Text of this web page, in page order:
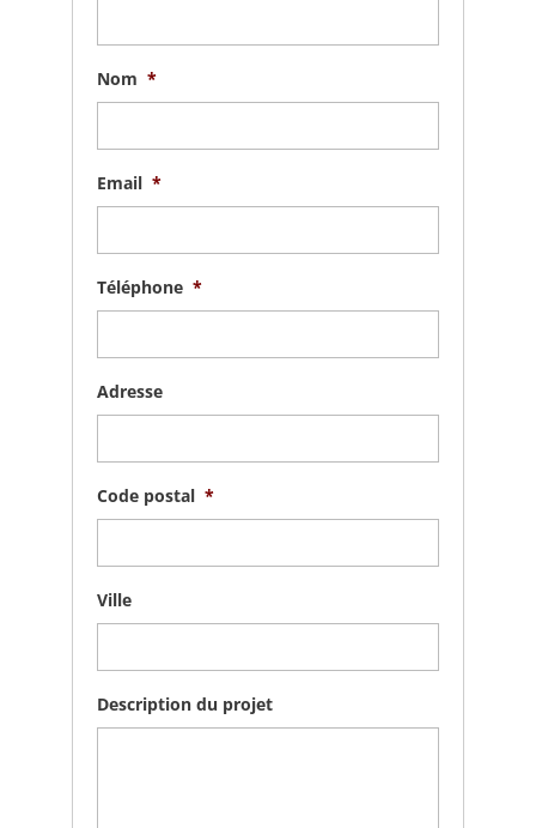
Nom *
Email *
Téléphone *
Adresse
Code postal *
Ville
Description du projet